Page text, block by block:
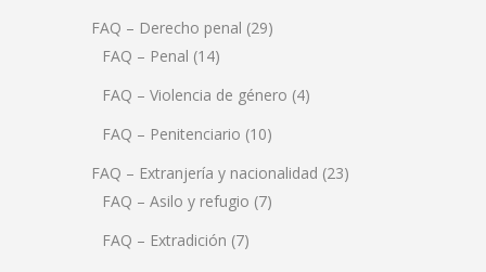
FAQ – Derecho penal (29)
FAQ – Penal (14)
FAQ – Violencia de género (4)
FAQ – Penitenciario (10)
FAQ – Extranjería y nacionalidad (23)
FAQ – Asilo y refugio (7)
FAQ – Extradición (7)